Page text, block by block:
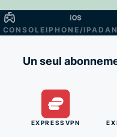
IPHONE/IPAD
Un seul
EXPRESSVPN